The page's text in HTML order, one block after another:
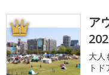
1
ア
大人
ト